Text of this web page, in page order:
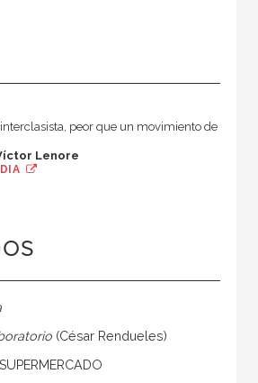
peor que un movimiento de
Lenore
(César Rendueles)